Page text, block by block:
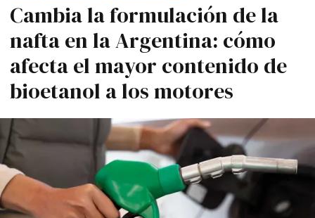
Cambia la formulación de la
nafta en la Argentina: cómo
afecta el mayor contenido de
bioetanol a los motores